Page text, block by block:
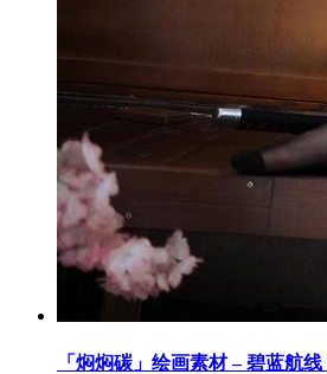
「焖焖碳」绘画素材 – 碧蓝航